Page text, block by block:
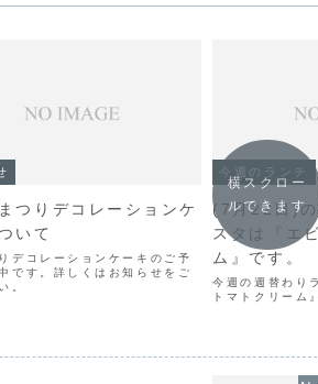
つりデコレーションケ
いて
デコレーションケーキのご予
です。詳しくはお知らせをご
。
今週のランチ
(7月22日)
スタは『エ
ム』です。
今週の週替わり
トマトクリーム
横スクロー
ルできます